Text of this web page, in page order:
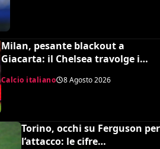
Milan, pesante blackout a
Giacarta: il Chelsea travolge i
rossoneri 3-0 in amichevole
Calcio italiano 8 Agosto 2026
Torino, occhi su Ferguson per
l’attacco: le cifre